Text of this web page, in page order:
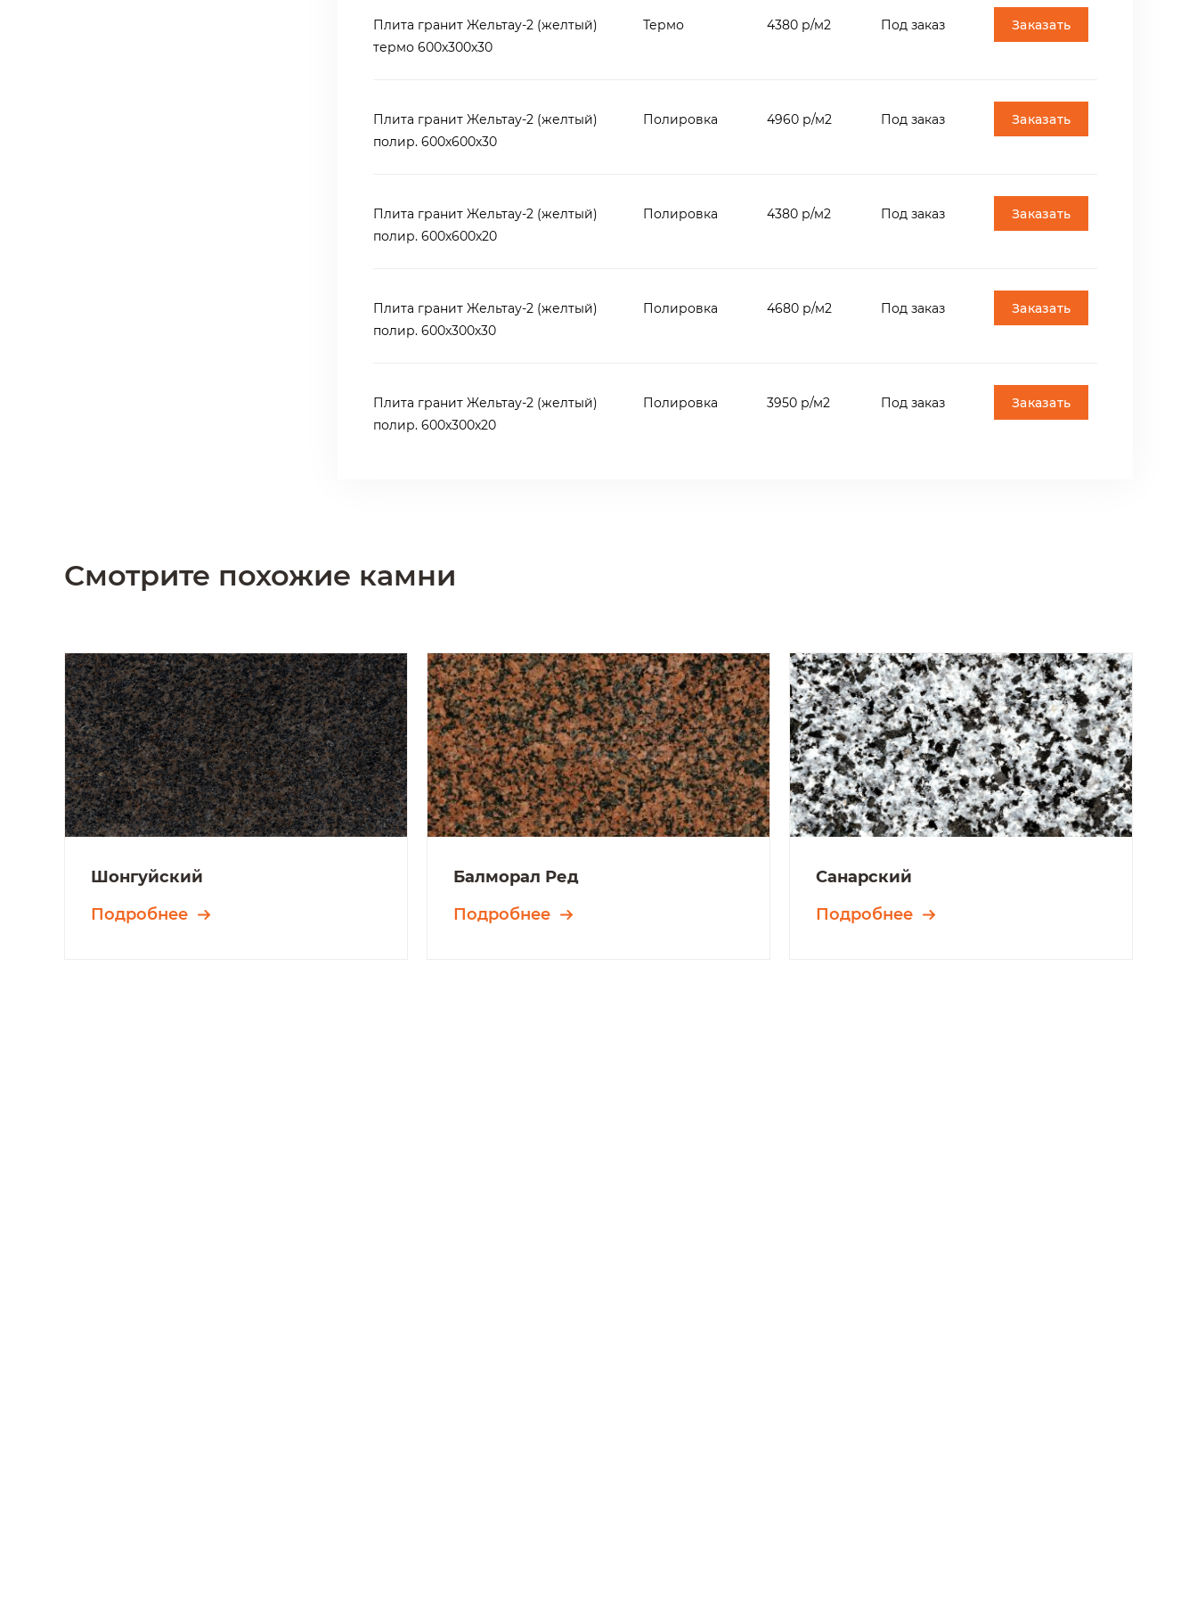
полированных и термообработанных плит, ступеней, архитектурных изделий из гранита Жельтау-2 (жёлтый).
высокодекоративным облицовочным камням. Добывается в Казахстане.
Гранит Жельтау-2 используется для самых различных видов облицовки: цоколи, фасады, полы, лестницы и элементы
Плита гранит Жельтау-2 (желтый)
термо 600х300х30
Термо 4380 р/м2 Под заказ Заказать
Плита гранит Жельтау-2 (желтый)
полир. 600х600х30
Полировка 4960 р/м2 Под заказ Заказать
Плита гранит Жельтау-2 (желтый)
полир. 600х600х20
Полировка 4380 р/м2 Под заказ Заказать
Плита гранит Жельтау-2 (желтый)
полир. 600х300х30
Полировка 4680 р/м2 Под заказ Заказать
Плита гранит Жельтау-2 (желтый)
полир. 600х300х20
Полировка 3950 р/м2 Под заказ Заказать
Смотрите похожие камни
Шонгуйский
Подробнее
Балморал Ред
Подробнее
Санарский
Подробнее